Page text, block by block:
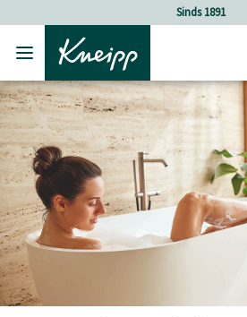
Verder gaan naar hoofdinhoud.Sinds 1891